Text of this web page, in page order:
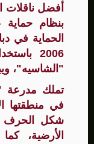
أفضل ناقلات
بنظام
2006
"الشاسيه"، ويبلغ
تملك مدرعة
في منطقتها
الأرضية،